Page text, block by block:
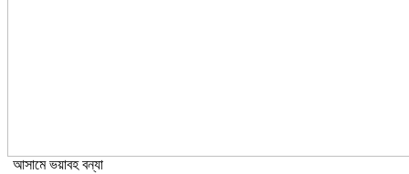
আসামে ভয়াবহ বন্যা